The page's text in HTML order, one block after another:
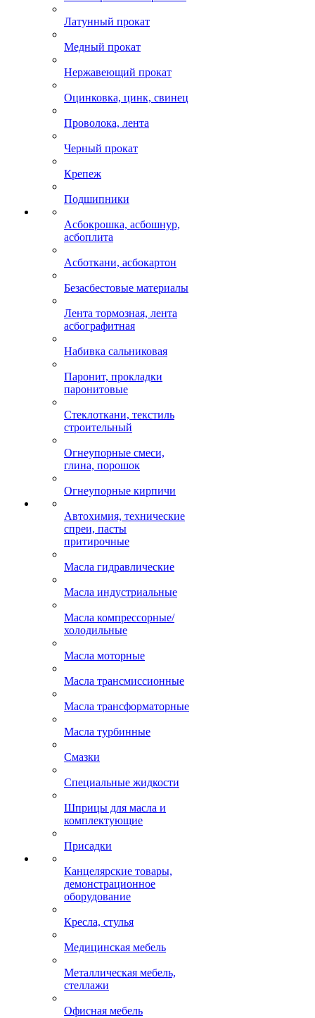
Латунный прокат
Медный прокат
Нержавеющий прокат
Оцинковка, цинк, свинец
Проволока, лента
Черный прокат
Крепеж
Подшипники
Асбокрошка, асбошнур,
асбоплита
Асботкани, асбокартон
Безасбестовые материалы
Лента тормозная, лента
асбографитная
Набивка сальниковая
Паронит, прокладки
паронитовые
Стеклоткани, текстиль
строительный
Огнеупорные смеси,
глина, порошок
Огнеупорные кирпичи
Автохимия, технические
спреи, пасты
притирочные
Масла гидравлические
Масла индустриальные
Масла компрессорные/
холодильные
Масла моторные
Масла трансмиссионные
Масла трансформаторные
Масла турбинные
Смазки
Специальные жидкости
Шприцы для масла и
комплектующие
Присадки
Канцелярские товары,
демонстрационное
оборудование
Кресла, стулья
Медицинская мебель
Металлическая мебель,
стеллажи
Офисная мебель